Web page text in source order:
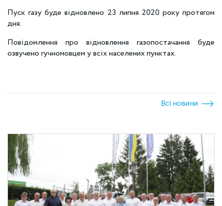
Пуск газу буде відновлено 23 липня 2020 року протягом
дня.
Повідомлення про відновлення газопостачання буде
озвучено гучномовцем у всіх населених пунктах.
Всі новини